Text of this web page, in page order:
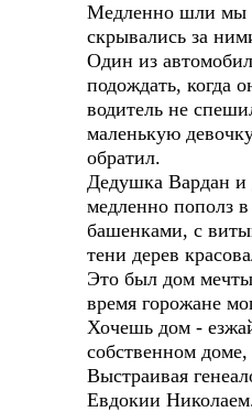
Медленно шли мы с
скрывались за
Один из
подождать, когда
водитель не
маленькую
обратил.
Дедушка Вардан и
медленно пополз
башенками, с
тени дерев
Это был дом
время горожане
Хочешь дом -
собственном
Выстраивая
Евдокии